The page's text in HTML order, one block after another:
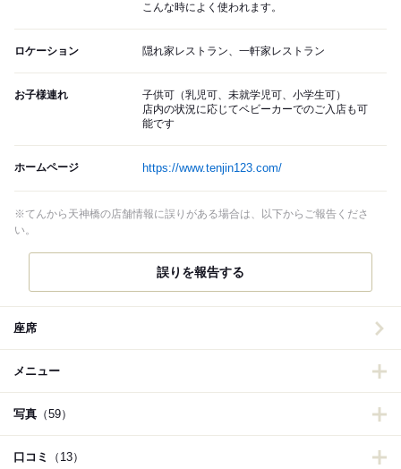
こんな時によく使われます。
ロケーション 隠れ家レストラン、一軒家レストラン
お子様連れ
子供可（乳児可、未就学児可、小学生可）
店内の状況に応じてベビーカーでのご入店も可
能です
ホームページ https://www.tenjin123.com/
※てんから天神橋の店舗情報に誤りがある場合は、以下からご報告くださ
い。
誤りを報告する
座席
メニュー
写真 （59）
口コミ （13）